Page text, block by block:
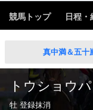
競馬トップ 日程・
真中満＆五十
トウショウ
牡 登録抹消